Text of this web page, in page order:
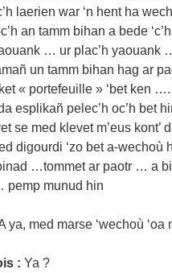
laerien war ‘n hent ha
an tamm bihan a bede
… ur plac’h yaouank
un tamm bihan hag ar
ket « portefeuille » ‘bet ken
esplikañ pelec’h oc’h
se med klevet m’eus
digourdi ‘zo bet a-wechoù
…tommet ar paotr … a
pemp munud hin
ya, med marse ‘wechoù
: Ya ?